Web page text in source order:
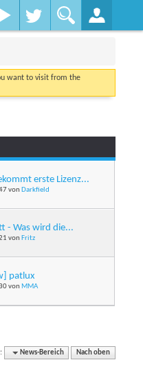
want to visit from the
erste Lizenz...
von Darkfield
- Was wird die...
von Fritz
patlux
von MMA
News-Bereich Nach oben